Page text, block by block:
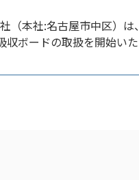
（本社:名古屋市中区）は
収ボードの取扱を開始いた